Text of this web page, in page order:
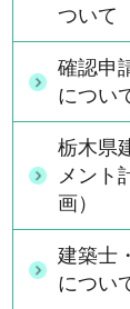
ついて
確認申
につい
栃木県
メント
画）
建築士
につい